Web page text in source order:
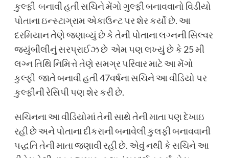
કુલ્ફી બનાવી હતી સચિને મેંગો ગુલ્ફી બનાવવાનો વિડીયો
પોતાના ઇન્સ્ટાગ્રામ એકાઉન્ટ પર શેર કર્યો છે. આ
દરમિયાન તેણે જણાવ્યું છે કે તેની પોતાના લગ્નની સિલ્વર
જયુંબીલીનું સરપ્રાઈઝ છે એમ પણ લખ્યું છે કે 25 મી
લગ્ન તિથિ નિમિત્તે તેણે સમગ્ર પરિવાર માટે આ મેંગો
કુલ્ફી જાતે બનાવી હતી 47વર્ષના સચિને આ વીડિયો પર
કુલ્ફીની રેસિપી પણ શેર કરી છે.
સચિનના આ વીડિયોમાં તેની સાથે તેની માતા પણ દેખાઇ
રહી છે અને પોતાના દીકરાની બનાવેલી કુલફી બનાવવાની
પદ્ધતિ તેની માતા જણાવી રહી છે. એવું નથી કે સચિને આ